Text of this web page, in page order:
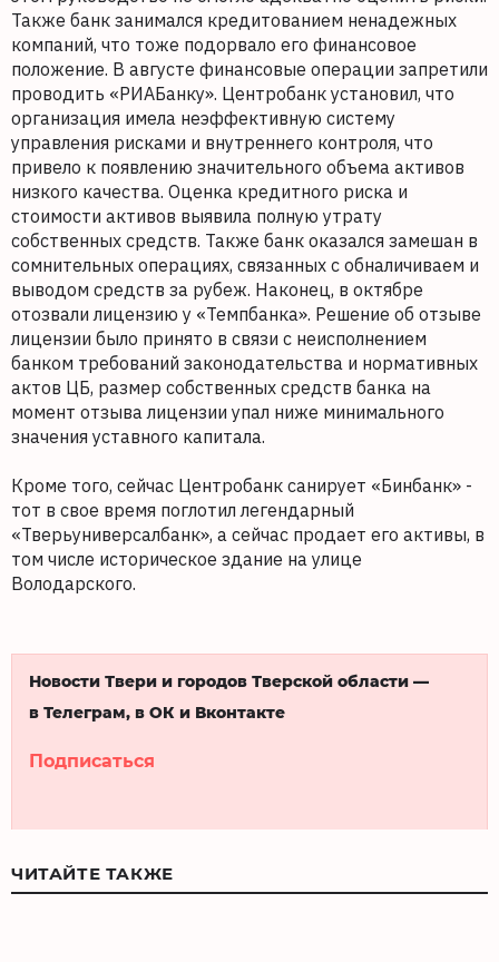
Также банк занимался кредитованием ненадежных
компаний, что тоже подорвало его финансовое
положение. В августе финансовые операции запретили
проводить «РИАБанку». Центробанк установил, что
организация имела неэффективную систему
управления рисками и внутреннего контроля, что
привело к появлению значительного объема активов
низкого качества. Оценка кредитного риска и
стоимости активов выявила полную утрату
собственных средств. Также банк оказался замешан в
сомнительных операциях, связанных с обналичиваем и
выводом средств за рубеж. Наконец, в октябре
отозвали лицензию у «Темпбанка». Решение об отзыве
лицензии было принято в связи с неисполнением
банком требований законодательства и нормативных
актов ЦБ, размер собственных средств банка на
момент отзыва лицензии упал ниже минимального
значения уставного капитала.
Кроме того, сейчас Центробанк санирует «Бинбанк» -
тот в свое время поглотил легендарный
«Тверьуниверсалбанк», а сейчас продает его активы, в
том числе историческое здание на улице
Володарского.
Новости Твери и городов Тверской области —
в Телеграм, в ОК и Вконтакте
Подписаться
ЧИТАЙТЕ ТАКЖЕ